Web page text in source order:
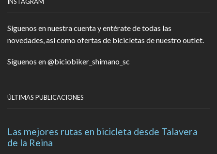
Síguenos en nuestra cuenta y entérate de todas las
novedades, así como ofertas de bicicletas de nuestro outlet.
Síguenos en@biciobiker_shimano_sc
ÚLTIMAS PUBLICACIONES
Las mejores rutas en bicicleta desde Talavera
de la Reina